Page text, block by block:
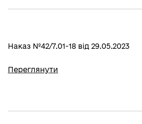
Наказ №42/7.01-18 від 29.05.2023
Переглянути